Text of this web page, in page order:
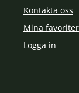
Kontakta oss
Mina favoriter
Logga in